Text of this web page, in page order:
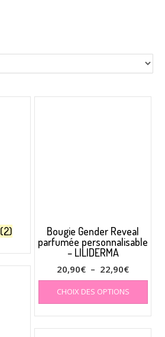
(2)
Bougie Gender Reveal
parfumée personnalisable
– LILIDERMA
20,90€ – 22,90€Plage
de
prix :
20,90€
à
CHOIX DES OPTIONS
Ce
a